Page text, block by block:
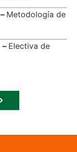
– Metodología de
– Electiva de